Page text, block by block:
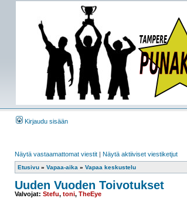
Kirjaudu sisään
Näytä vastaamattomat viestit | Näytä aktiiviset viestiketjut
Etusivu » Vapaa-aika » Vapaa keskustelu
Uuden Vuoden Toivotukset
Valvojat: Stefu, toni, TheEye